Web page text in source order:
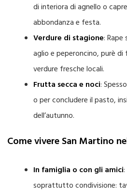
di interiora di agnello o
abbondanza e festa.
Verdure di stagione:
aglio e peperoncino, purè
verdure fresche locali.
Frutta secca e noci:
o per concludere il pasto,
dell’autunno.
Come vivere San Martino
In famiglia o con gli amici
soprattutto condivisione: